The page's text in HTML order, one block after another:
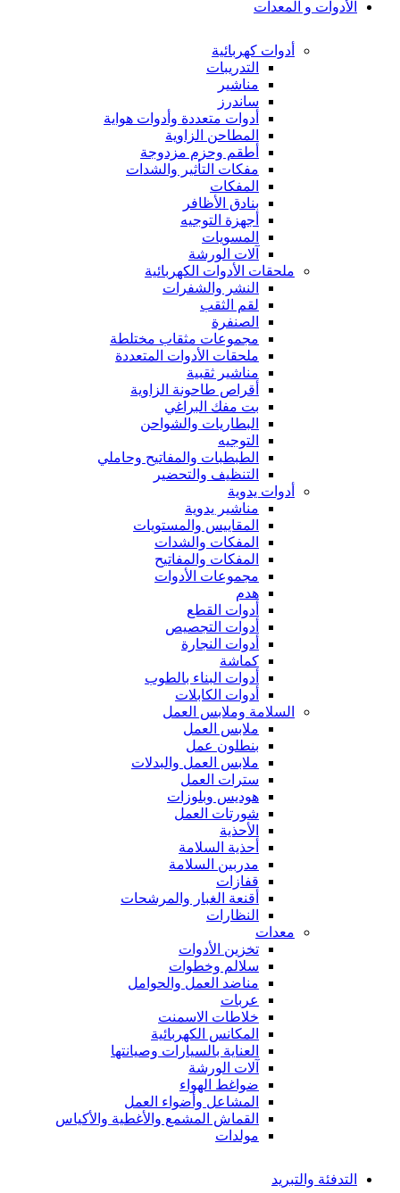
الأدوات و المعدات
أدوات كهربائية
التدريبات
مناشير
ساندرز
أدوات متعددة وأدوات هواية
المطاحن الزاوية
أطقم وحزم مزدوجة
مفكات التأثير والشدات
المفكات
بنادق الأظافر
أجهزة التوجيه
المسويات
آلات الورشة
ملحقات الأدوات الكهربائية
النشر والشفرات
لقم الثقب
الصنفرة
مجموعات مثقاب مختلطة
ملحقات الأدوات المتعددة
مناشير ثقبية
أقراص طاحونة الزاوية
بت مفك البراغي
البطاريات والشواحن
التوجيه
الطبطبات والمفاتيح وحاملي
التنظيف والتحضير
أدوات يدوية
مناشير يدوية
المقاييس والمستويات
المفكات والشدات
المفكات والمفاتيح
مجموعات الأدوات
هدم
أدوات القطع
أدوات التجصيص
أدوات النجارة
كماشة
أدوات البناء بالطوب
أدوات الكابلات
السلامة وملابس العمل
ملابس العمل
بنطلون عمل
ملابس العمل والبدلات
سترات العمل
هوديس وبلوزات
شورتات العمل
الأحذية
أحذية السلامة
مدربين السلامة
قفازات
أقنعة الغبار والمرشحات
النظارات
معدات
تخزين الأدوات
سلالم وخطوات
مناضد العمل والحوامل
عربات
خلاطات الاسمنت
المكانس الكهربائية
العناية بالسيارات وصيانتها
آلات الورشة
ضواغط الهواء
المشاعل وأضواء العمل
القماش المشمع والأغطية والأكياس
مولدات
التدفئة والتبريد